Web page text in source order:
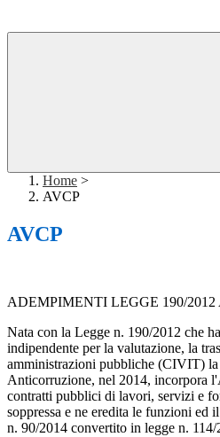
Home >
AVCP
AVCP
ADEMPIMENTI LEGGE 190/2012
Nata con la Legge n. 190/2012 che
indipendente per la valutazione, la
amministrazioni pubbliche (CIVIT)
Anticorruzione, nel 2014, incorpora
contratti pubblici di lavori, servizi e
soppressa e ne eredita le funzioni ed
n. 90/2014 convertito in legge n. 114/